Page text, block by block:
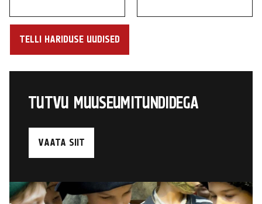
TUTVU MUUSEUMITUNDIDEGA
VAATA SIIT